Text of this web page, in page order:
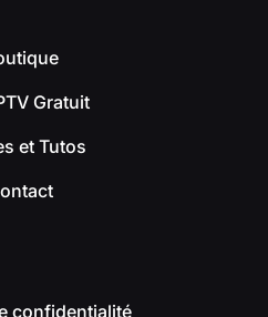
Gratuit
et Tutos
confidentialité